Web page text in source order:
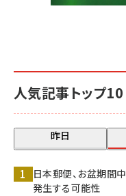
人気記事トップ10
昨日
日本郵便、お盆期間
発生する可能性